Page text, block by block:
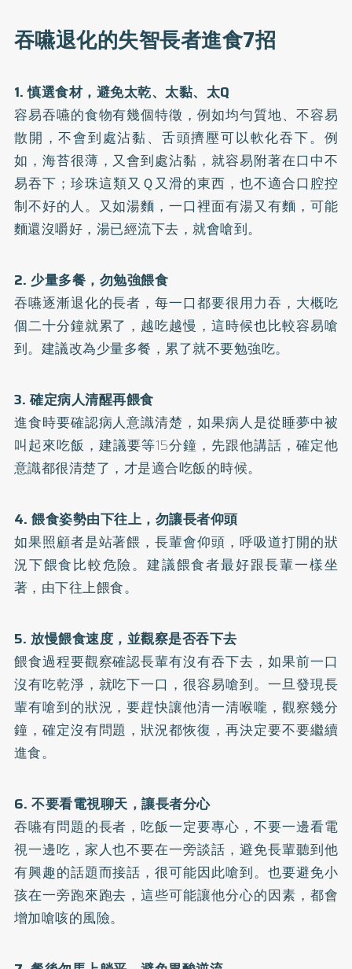
吞嚥退化的失智長者進食7招
1. 慎選食材，避免太乾、太黏、太Q
容易吞嚥的食物有幾個特徵，例如均勻質地、不容易
散開，不會到處沾黏、舌頭擠壓可以軟化吞下。例
如，海苔很薄，又會到處沾黏，就容易附著在口中不
易吞下；珍珠這類又Ｑ又滑的東西，也不適合口腔控
制不好的人。又如湯麵，一口裡面有湯又有麵，可能
麵還沒嚼好，湯已經流下去，就會嗆到。
2. 少量多餐，勿勉強餵食
吞嚥逐漸退化的長者，每一口都要很用力吞，大概吃
個二十分鐘就累了，越吃越慢，這時候也比較容易嗆
到。建議改為少量多餐，累了就不要勉強吃。
3. 確定病人清醒再餵食
進食時要確認病人意識清楚，如果病人是從睡夢中被
叫起來吃飯，建議要等15分鐘，先跟他講話，確定他
意識都很清楚了，才是適合吃飯的時候。
4. 餵食姿勢由下往上，勿讓長者仰頭
如果照顧者是站著餵，長輩會仰頭，呼吸道打開的狀
況下餵食比較危險。建議餵食者最好跟長輩一樣坐
著，由下往上餵食。
5. 放慢餵食速度，並觀察是否吞下去
餵食過程要觀察確認長輩有沒有吞下去，如果前一口
沒有吃乾淨，就吃下一口，很容易嗆到。一旦發現長
輩有嗆到的狀況，要趕快讓他清一清喉嚨，觀察幾分
鐘，確定沒有問題，狀況都恢復，再決定要不要繼續
進食。
6. 不要看電視聊天，讓長者分心
吞嚥有問題的長者，吃飯一定要專心，不要一邊看電
視一邊吃，家人也不要在一旁談話，避免長輩聽到他
有興趣的話題而接話，很可能因此嗆到。也要避免小
孩在一旁跑來跑去，這些可能讓他分心的因素，都會
增加嗆咳的風險。